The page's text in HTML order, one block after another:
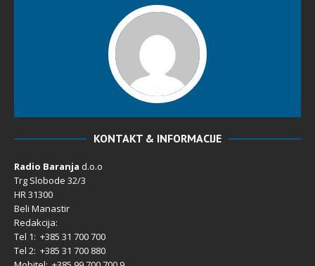
KONTAKT & INFORMACIJE
Radio Baranja d.o.o
Trg Slobode 32/3
HR 31300
Beli Manastir
Redakcija:
Tel 1: +385 31 700 700
Tel 2: +385 31 700 880